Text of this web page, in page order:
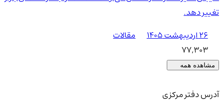
تغییر دهد.
۲۶ اردیبهشت ۱۴۰۵
مقالات
77,303
مشاهده همه
آدرس دفتر مرکزی